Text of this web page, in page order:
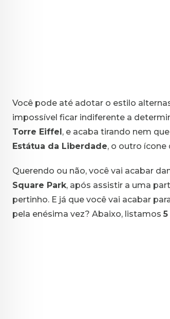
Você pode até adotar o estilo
impossível ficar indiferente a
Torre Eiffel , e acaba tirando nem
Estátua da Liberdade, o outro ícone
Querendo ou não, você vai acabar
Square Park, após assistir a uma
pertinho. E já que você vai acabar
pela enésima vez? Abaixo, listamos